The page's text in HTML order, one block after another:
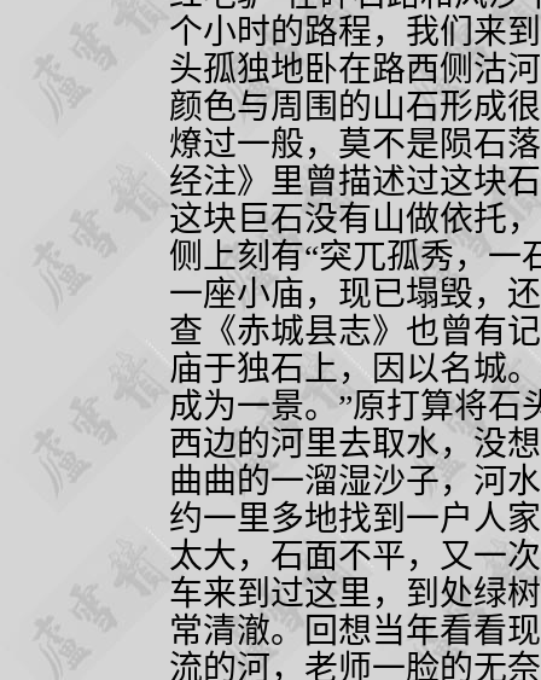
个小时的路程，我们来
头孤独地卧在路西侧沽
颜色与周围的山石形成
燎过一般，莫不是陨石
经注》里曾描述过这块
这块巨石没有山做依托
侧上刻有“突兀孤秀，一
一座小庙，现已塌毁，
查《赤城县志》也曾有
庙于独石上，因以名城
成为一景。”原打算将石
西边的河里去取水，没
曲曲的一溜湿沙子，河
约一里多地找到一户人
太大，石面不平，又一
车来到过这里，到处绿
常清澈。回想当年看看
流的河，老师一脸的无